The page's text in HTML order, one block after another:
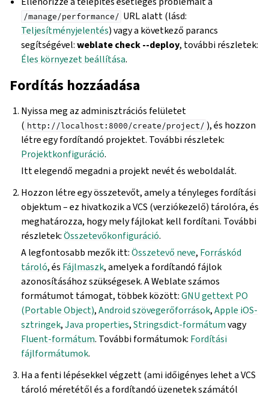
/manage/performance/ URL alatt (lásd:
Teljesítményjelentés) vagy a következő parancs
segítségével:weblate check --deploy, további részletek:
Éles környezet beállítása.
Fordítás hozzáadása
Nyissa meg az adminisztrációs felületet
( http://localhost:8000/create/project/ ), és hozzon
létre egy fordítandó projektet. További részletek:
Projektkonfiguráció.
Itt elegendő megadni a projekt nevét és weboldalát.
Hozzon létre egy összetevőt, amely a tényleges fordítási
objektum – ez hivatkozik a VCS (verziókezelő) tárolóra, és
meghatározza, hogy mely fájlokat kell fordítani. További
részletek:Összetevőkonfiguráció.
A legfontosabb mezők itt:Összetevő neve, Forráskód
tároló, és Fájlmaszk, amelyek a fordítandó fájlok
azonosításához szükségesek. A Weblate számos
formátumot támogat, többek között:GNU gettext PO
(Portable Object),Android szövegerőforrások,Apple iOS-
sztringek,Java properties,Stringsdict-formátumvagy
Fluent-formátum. További formátumok: Fordítási
fájlformátumok.
Ha a fenti lépésekkel végzett (ami időigényes lehet a VCS
tároló méretétől és a fordítandó üzenetek számától